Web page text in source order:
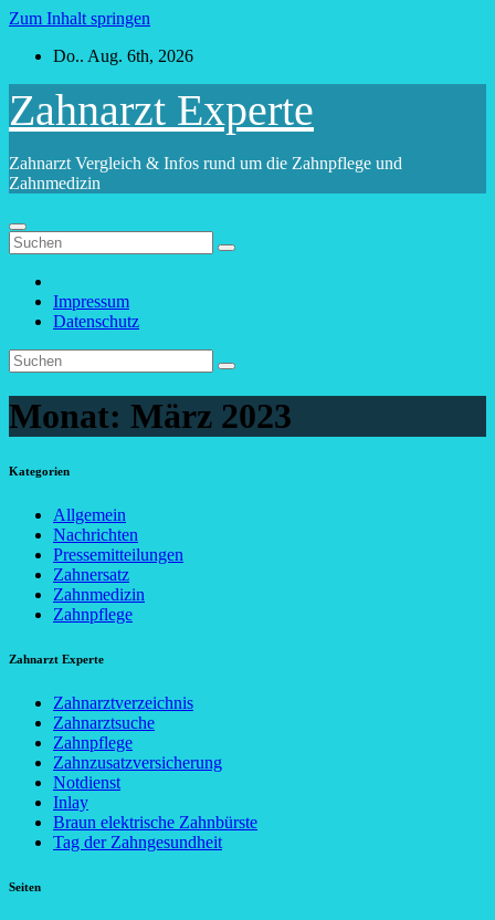
Zum Inhalt springen
Do.. Aug. 6th, 2026
Zahnarzt Experte
Zahnarzt Vergleich & Infos rund um die Zahnpflege und
Zahnmedizin
Impressum
Datenschutz
Monat: März 2023
Kategorien
Allgemein
Nachrichten
Pressemitteilungen
Zahnersatz
Zahnmedizin
Zahnpflege
Zahnarzt Experte
Zahnarztverzeichnis
Zahnarztsuche
Zahnpflege
Zahnzusatzversicherung
Notdienst
Inlay
Braun elektrische Zahnbürste
Tag der Zahngesundheit
Seiten